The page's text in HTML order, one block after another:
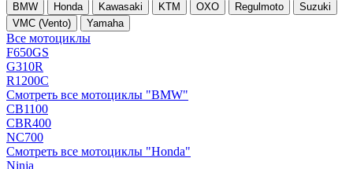
BMW Honda Kawasaki KTM OXO Regulmoto
Suzuki
VMC (Vento)
Yamaha
Все мотоциклы
F650GS
G310R
R1200C
Смотреть все мотоциклы "BMW"
CB1100
CBR400
NC700
Смотреть все мотоциклы "Honda"
Ninja